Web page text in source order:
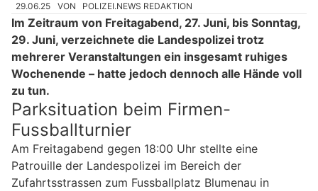
29.06.25 VON POLIZEI.NEWS REDAKTION
Im Zeitraum von Freitagabend, 27. Juni, bis Sonntag,
29. Juni, verzeichnete die Landespolizei trotz
mehrerer Veranstaltungen ein insgesamt ruhiges
Wochenende – hatte jedoch dennoch alle Hände voll
zu tun.
Parksituation beim Firmen-
Fussballturnier
Am Freitagabend gegen 18:00 Uhr stellte eine
Patrouille der Landespolizei im Bereich der
Zufahrtsstrassen zum Fussballplatz Blumenau in